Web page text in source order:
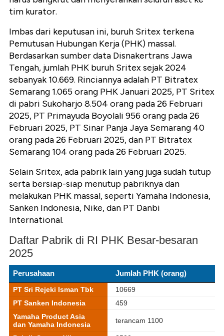
tim kurator.
Imbas dari keputusan ini, buruh Sritex terkena
Pemutusan Hubungan Kerja (PHK) massal.
Berdasarkan sumber data Disnakertrans Jawa
Tengah, jumlah PHK buruh Sritex sejak 2024
sebanyak 10.669. Rinciannya adalah PT Bitratex
Semarang 1.065 orang PHK Januari 2025, PT Sritex
di pabri Sukoharjo 8.504 orang pada 26 Februari
2025, PT Primayuda Boyolali 956 orang pada 26
Februari 2025, PT Sinar Panja Jaya Semarang 40
orang pada 26 Februari 2025, dan PT Bitratex
Semarang 104 orang pada 26 Februari 2025.
Selain Sritex, ada pabrik lain yang juga sudah tutup
serta bersiap-siap menutup pabriknya dan
melakukan PHK massal, seperti Yamaha Indonesia,
Sanken Indonesia, Nike, dan PT Danbi
International.